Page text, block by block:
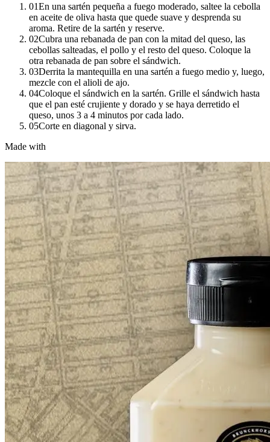
01En una sartén pequeña a fuego moderado, saltee la cebolla
en aceite de oliva hasta que quede suave y desprenda su
aroma. Retire de la sartén y reserve.
02Cubra una rebanada de pan con la mitad del queso, las
cebollas salteadas, el pollo y el resto del queso. Coloque la
otra rebanada de pan sobre el sándwich.
03Derrita la mantequilla en una sartén a fuego medio y, luego,
mezcle con el alioli de ajo.
04Coloque el sándwich en la sartén. Grille el sándwich hasta
que el pan esté crujiente y dorado y se haya derretido el
queso, unos 3 a 4 minutos por cada lado.
05Corte en diagonal y sirva.
Made with